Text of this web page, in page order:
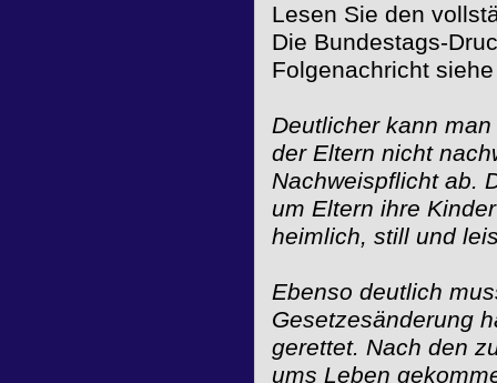
Lesen Sie den
Die Bundestags-
Folgenachricht
Deutlicher kann
der Eltern nicht
Nachweispflicht ab.
um Eltern ihre
heimlich, still und
Ebenso deutlich
Gesetzesänderung
gerettet. Nach den
ums Leben